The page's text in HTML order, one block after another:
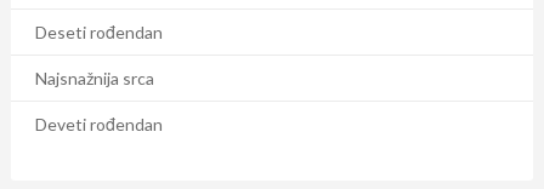
Deseti rođendan
Najsnažnija srca
Deveti rođendan